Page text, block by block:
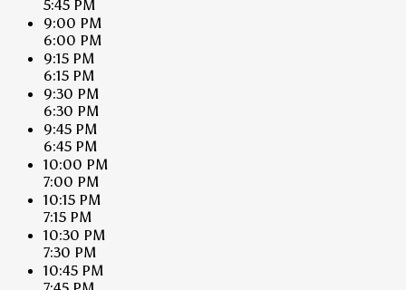
5:45 PM
9:00 PM
6:00 PM
9:15 PM
6:15 PM
9:30 PM
6:30 PM
9:45 PM
6:45 PM
10:00 PM
7:00 PM
10:15 PM
7:15 PM
10:30 PM
7:30 PM
10:45 PM